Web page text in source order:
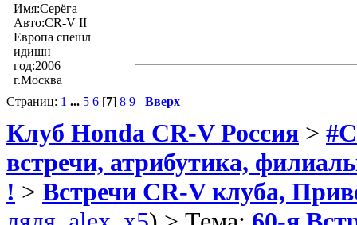
Имя:Серёга
Авто:CR-V II
Европа спешл
идишн
год:2006
г.Москва
Страниц: 1 ... 5 6 [7] 8 9 Вверх
Клуб Honda CR-V Россия >
встречи, атрибутика,
! > Встречи CR-V клуба,